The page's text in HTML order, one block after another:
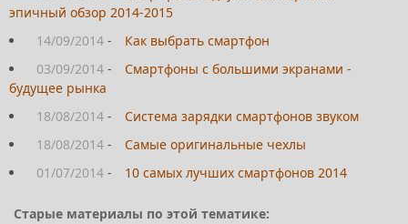
эпичный обзор 2014-2015
14/09/2014 -
Как выбрать смартфон
03/09/2014 -
Смартфоны с большими экранами -
будущее рынка
18/08/2014 -
Система зарядки смартфонов звуком
18/08/2014 -
Самые оригинальные чехлы
01/07/2014 - 10 самых лучших смартфонов 2014
Старые материалы по этой тематике: